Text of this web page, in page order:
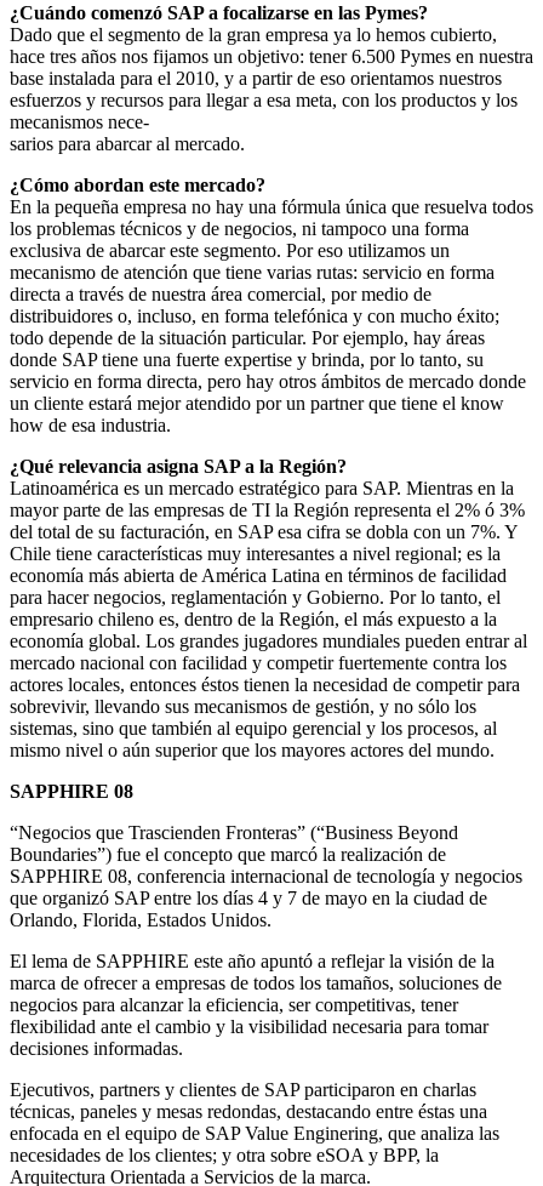
¿Cuándo comenzó SAP a focalizarse en las Pymes?
Dado que el segmento de la gran empresa ya lo hemos cubierto,
hace tres años nos fijamos un objetivo: tener 6.500 Pymes en nuestra
base instalada para el 2010, y a partir de eso orientamos nuestros
esfuerzos y recursos para llegar a esa meta, con los productos y los
mecanismos nece-
sarios para abarcar al mercado.
¿Cómo abordan este mercado?
En la pequeña empresa no hay una fórmula única que resuelva todos
los problemas técnicos y de negocios, ni tampoco una forma
exclusiva de abarcar este segmento. Por eso utilizamos un
mecanismo de atención que tiene varias rutas: servicio en forma
directa a través de nuestra área comercial, por medio de
distribuidores o, incluso, en forma telefónica y con mucho éxito;
todo depende de la situación particular. Por ejemplo, hay áreas
donde SAP tiene una fuerte expertise y brinda, por lo tanto, su
servicio en forma directa, pero hay otros ámbitos de mercado donde
un cliente estará mejor atendido por un partner que tiene el know
how de esa industria.
¿Qué relevancia asigna SAP a la Región?
Latinoamérica es un mercado estratégico para SAP. Mientras en la
mayor parte de las empresas de TI la Región representa el 2% ó 3%
del total de su facturación, en SAP esa cifra se dobla con un 7%. Y
Chile tiene características muy interesantes a nivel regional; es la
economía más abierta de América Latina en términos de facilidad
para hacer negocios, reglamentación y Gobierno. Por lo tanto, el
empresario chileno es, dentro de la Región, el más expuesto a la
economía global. Los grandes jugadores mundiales pueden entrar al
mercado nacional con facilidad y competir fuertemente contra los
actores locales, entonces éstos tienen la necesidad de competir para
sobrevivir, llevando sus mecanismos de gestión, y no sólo los
sistemas, sino que también al equipo gerencial y los procesos, al
mismo nivel o aún superior que los mayores actores del mundo.
SAPPHIRE 08
“Negocios que Trascienden Fronteras” (“Business Beyond
Boundaries”) fue el concepto que marcó la realización de
SAPPHIRE 08, conferencia internacional de tecnología y negocios
que organizó SAP entre los días 4 y 7 de mayo en la ciudad de
Orlando, Florida, Estados Unidos.
El lema de SAPPHIRE este año apuntó a reflejar la visión de la
marca de ofrecer a empresas de todos los tamaños, soluciones de
negocios para alcanzar la eficiencia, ser competitivas, tener
flexibilidad ante el cambio y la visibilidad necesaria para tomar
decisiones informadas.
Ejecutivos, partners y clientes de SAP participaron en charlas
técnicas, paneles y mesas redondas, destacando entre éstas una
enfocada en el equipo de SAP Value Enginering, que analiza las
necesidades de los clientes; y otra sobre eSOA y BPP, la
Arquitectura Orientada a Servicios de la marca.